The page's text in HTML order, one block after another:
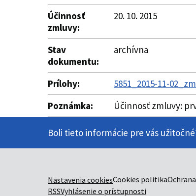
Účinnosť
zmluvy:
20. 10. 2015
Stav
dokumentu:
archívna
Prílohy:
5851_2015-11-
Poznámka:
Účinnosť zmluvy:
Boli tieto informácie pre vás
Nastavenia cookiesCookies politika
RSSVyhlásenie o prístupnosti